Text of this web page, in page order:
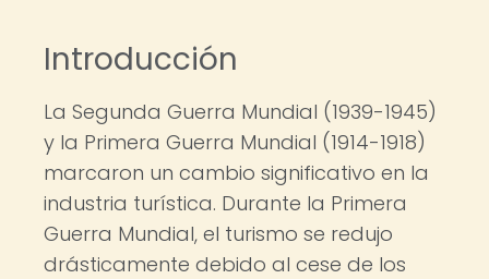
Introducción
La Segunda Guerra Mundial (1939-1945)
y la Primera Guerra Mundial (1914-1918)
marcaron un cambio significativo en la
industria turística. Durante la Primera
Guerra Mundial, el turismo se redujo
drásticamente debido al cese de los